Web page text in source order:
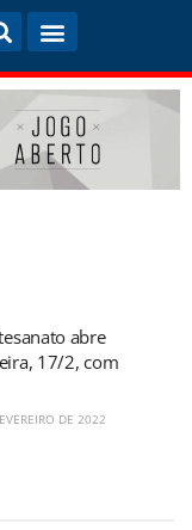
abre
17/2, com
DE 2022